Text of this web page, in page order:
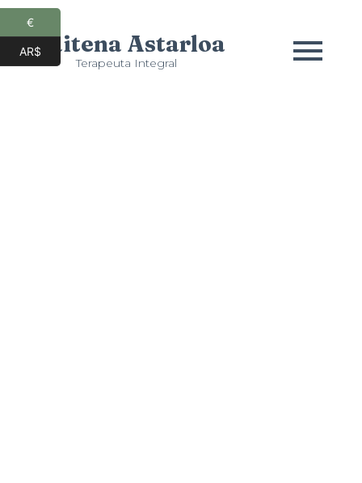
Maitena Astarloa
Terapeuta Integral
€
AR$